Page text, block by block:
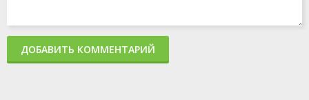
ДОБАВИТЬ КОММЕНТАРИЙ